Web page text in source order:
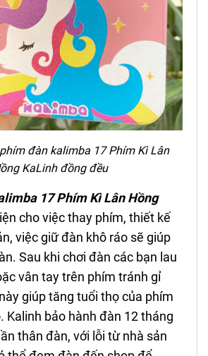
đàn kalimba 17 Phím Kì Lân
KaLinhđồng đều
17 PhímKì Lân Hồng
cho việc thay phím, thiết kế
việc giữ đàn khô ráo sẽ giúp
Sau khi chơi đàn các bạn lau
vân tay trên phím tránh gỉ
giúp tăng tuổi thọ của phím
Kalinh bảo hành đàn 12 tháng
thân đàn, với lỗi từ nhà sản